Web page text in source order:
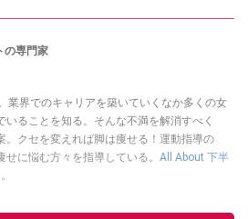
の専門家
業界でのキャリアを築いていくなか多くの女
ることを知る。そんな不満を解消すべく
。クセを変えれば脚は痩せる！運動指導の
に悩む方々を指導している。 All About 下半